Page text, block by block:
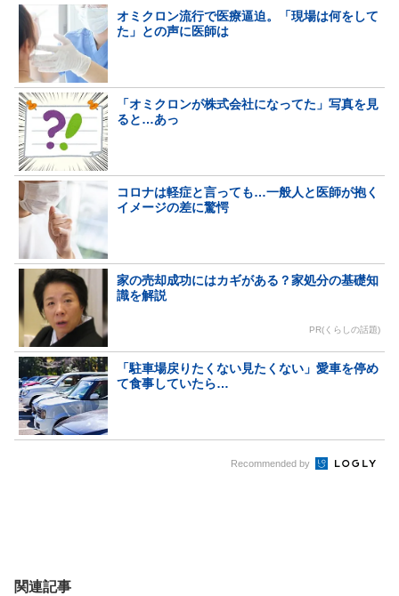
オミクロン流行で医療逼迫。「現場は何をして
た」との声に医師は
「オミクロンが株式会社になってた」写真を見
ると…あっ
コロナは軽症と言っても…一般人と医師が抱く
イメージの差に驚愕
家の売却成功にはカギがある？家処分の基礎知
識を解説
PR(くらしの話題)
「駐車場戻りたくない見たくない」愛車を停め
て食事していたら…
Recommended by
関連記事